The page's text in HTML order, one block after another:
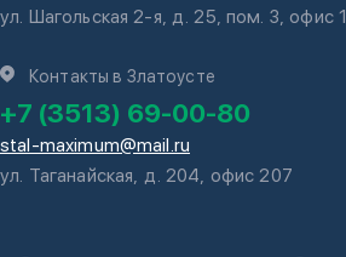
ул. Шагольская 2-я, д. 25, пом. 3, офис 1
Контакты в Златоусте
+7 (3513) 69-00-80
stal-maximum@mail.ru
ул. Таганайская, д. 204, офис 207